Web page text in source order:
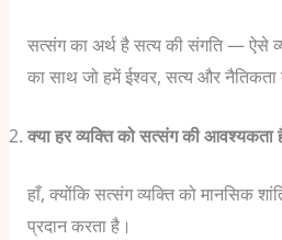
सत्संग का अर्थ है सत्य की संगति — ऐसे
का साथ जो हमें ईश्वर, सत्य और
क्या हर व्यक्ति को सत्संग की आवश्यकता
हाँ, क्योंकि सत्संग व्यक्ति को मानसिक
प्रदान करता है।